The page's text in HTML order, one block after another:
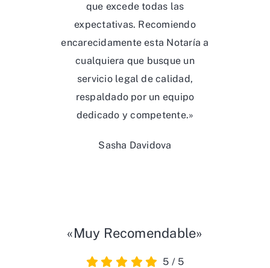
que excede todas las
expectativas. Recomiendo
encarecidamente esta Notaría a
cualquiera que busque un
servicio legal de calidad,
respaldado por un equipo
dedicado y competente.»
Sasha Davidova
«Muy Recomendable»
5 / 5